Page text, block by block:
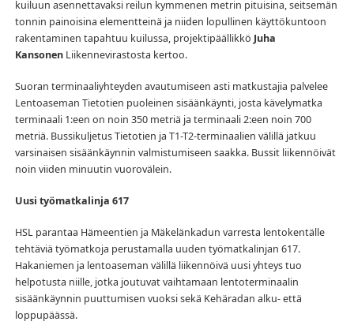
kuiluun asennettavaksi reilun kymmenen metrin pituisina, seitsemän
tonnin painoisina elementteinä ja niiden lopullinen käyttökuntoon
rakentaminen tapahtuu kuilussa, projektipäällikkö Juha
Kansonen Liikennevirastosta kertoo.
Suoran terminaaliyhteyden avautumiseen asti matkustajia palvelee
Lentoaseman Tietotien puoleinen sisäänkäynti, josta kävelymatka
terminaali 1:een on noin 350 metriä ja terminaali 2:een noin 700
metriä. Bussikuljetus Tietotien ja T1-T2-terminaalien välillä jatkuu
varsinaisen sisäänkäynnin valmistumiseen saakka. Bussit liikennöivät
noin viiden minuutin vuorovälein.
Uusi työmatkalinja 617
HSL parantaa Hämeentien ja Mäkelänkadun varresta lentokentälle
tehtäviä työmatkoja perustamalla uuden työmatkalinjan 617.
Hakaniemen ja lentoaseman välillä liikennöivä uusi yhteys tuo
helpotusta niille, jotka joutuvat vaihtamaan lentoterminaalin
sisäänkäynnin puuttumisen vuoksi sekä Kehäradan alku- että
loppupäässä.